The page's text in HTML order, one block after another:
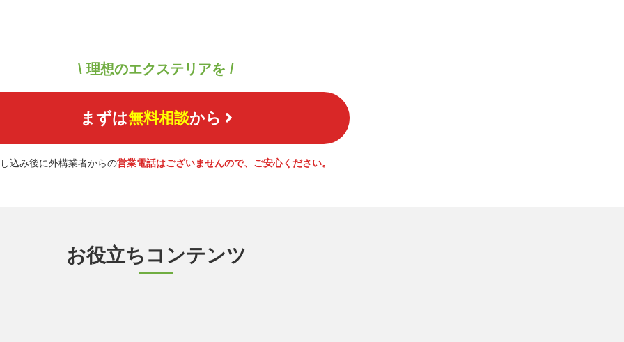
\ 理想のエクステリアを /
まずは無料相談から
込み後に外構業者からの営業電話はございませんので、ご安心ください。
お役立ちコンテンツ